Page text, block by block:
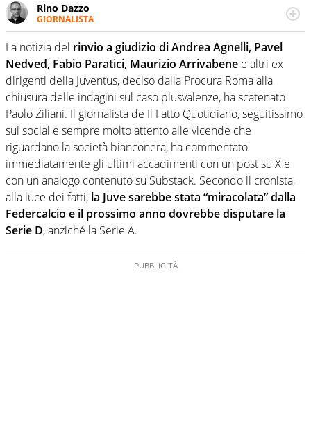
Rino Dazzo
GIORNALISTA
Se mai ci fosse modo di traslare il glossario del calcio in
una nicchia di esperti, lui ne farebbe parte. Non si perde
una svista arbitrale né gli umori social del mondo delle
curve
La notizia del rinvio a giudizio di Andrea Agnelli, Pavel
Nedved, Fabio Paratici, Maurizio Arrivabene e altri ex
dirigenti della Juventus, deciso dalla Procura Roma alla
chiusura delle indagini sul caso plusvalenze, ha scatenato
Paolo Ziliani. Il giornalista de Il Fatto Quotidiano, seguitissimo
sui social e sempre molto attento alle vicende che
riguardano la società bianconera, ha commentato
immediatamente gli ultimi accadimenti con un post su X e
con un analogo contenuto su Substack. Secondo il cronista,
alla luce dei fatti, la Juve sarebbe stata “miracolata” dalla
Federcalcio e il prossimo anno dovrebbe disputare la
Serie D, anziché la Serie A.